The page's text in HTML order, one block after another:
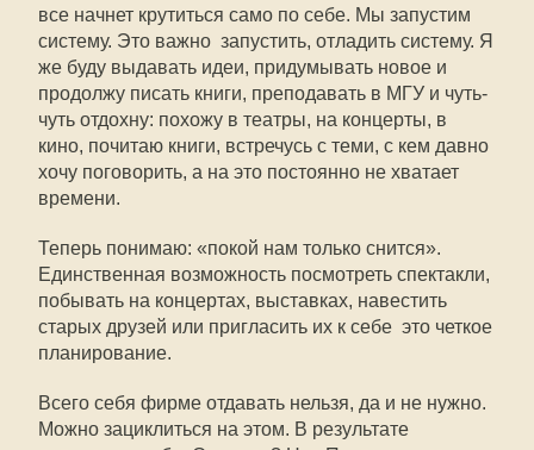
все начнет крутиться само по себе. Мы запустим
систему. Это важно  запустить, отладить систему. Я
же буду выдавать идеи, придумывать новое и
продолжу писать книги, преподавать в МГУ и чуть-
чуть отдохну: похожу в театры, на концерты, в
кино, почитаю книги, встречусь с теми, с кем давно
хочу поговорить, а на это постоянно не хватает
времени.
Теперь понимаю: «покой нам только снится».
Единственная возможность посмотреть спектакли,
побывать на концертах, выставках, навестить
старых друзей или пригласить их к себе  это четкое
планирование.
Всего себя фирме отдавать нельзя, да и не нужно.
Можно зациклиться на этом. В результате